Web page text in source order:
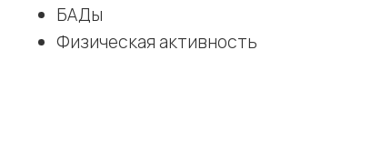
БАДы
Физическая активность